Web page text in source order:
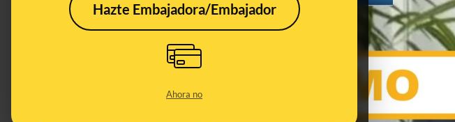
Hazte Embajadora/Embajador
Ahora no